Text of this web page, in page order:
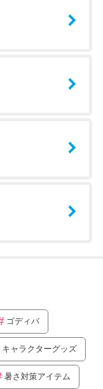
ゴディバ
キャラクターグッズ
暑さ対策アイテム